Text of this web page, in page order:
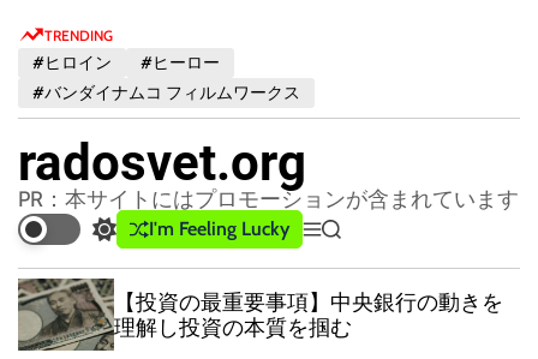
TRENDING
#ヒロイン
#ヒーロー
#バンダイナムコ フィルムワークス
radosvet.org
PR：本サイトにはプロモーションが含まれています
S
w
i
t
c
I'm Feeling Lucky
M
e
n
u
S
e
a
r
c
【投資の最重要事項】中央銀行の動きを
理解し投資の本質を掴む